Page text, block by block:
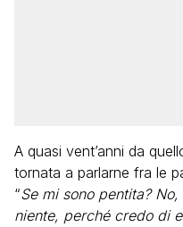
A quasi vent’anni da
tornata a parlarne fra le
“Se mi sono pentita?
niente, perché credo di